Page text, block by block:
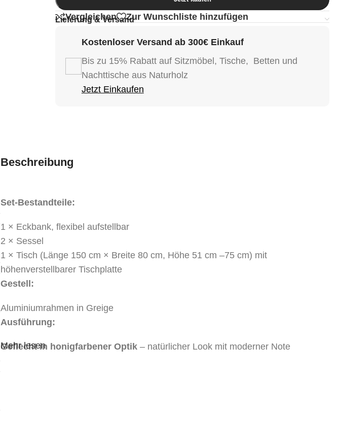
Vergleichen Zur Wunschliste hinzufügen
Lieferung & Versand
Kostenloser Versand ab 300€ Einkauf
Bis zu 15% Rabatt auf Sitzmöbel, Tische, Betten und
Nachttische aus Naturholz
Jetzt Einkaufen
Beschreibung
Set-Bestandteile:
1 × Eckbank, flexibel aufstellbar
2 × Sessel
1 × Tisch (Länge 150 cm × Breite 80 cm, Höhe 51 cm –75 cm) mit
höhenverstellbarer Tischplatte
Gestell:
Aluminiumrahmen in Greige
Ausführung:
Geflecht in honigfarbener Optik – natürlicher Look mit moderner Note
Mehr lesen